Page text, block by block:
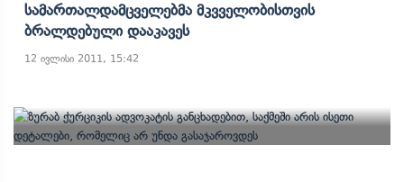
Სამართალდამცველებმა Მკვველობისთვის
Ბრალდებული Დააკავეს
12 ივლისი 2011, 15:42